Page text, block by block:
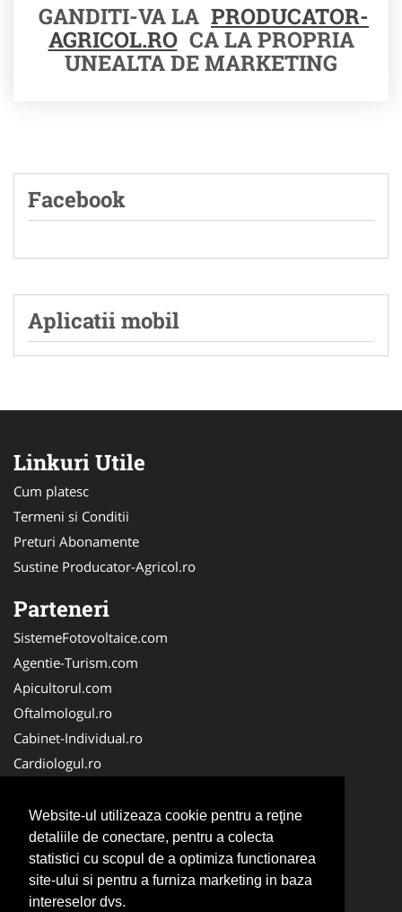
Website-ul utilizeaza cookie pentru a reţine
detaliile de conectare, pentru a colecta
statistici cu scopul de a optimiza functionarea
site-ului si pentru a furniza marketing in baza
intereselor dvs.
GANDITI-VA LA PRODUCATOR-
AGRICOL.RO CA LA PROPRIA
UNEALTA DE MARKETING
Facebook
Aplicatii mobil
Linkuri Utile
Cum platesc
Termeni si Conditii
Preturi Abonamente
Sustine Producator-Agricol.ro
Parteneri
SistemeFotovoltaice.com
Agentie-Turism.com
Apicultorul.com
Oftalmologul.ro
Cabinet-Individual.ro
Cardiologul.ro
CramaVinuri.ro
Centru-Copiere.ro
CentruInchirieri.ro
Medic-Bun.com